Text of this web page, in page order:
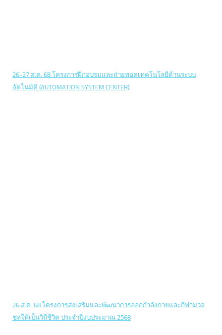
26-27 ส.ค. 68 โครงการฝึกอบรมและถ่ายทอดเทคโนโลยีด้านระบบ
อัตโนมัติ (AUTOMATION SYSTEM CENTER)
26 ส.ค. 68 โครงการส่งเสริมและพัฒนาการออกกำลังกายและกีฬามวล
ชลให้เป็นวิถีชีวิต ประจำปีงบประมาณ 2568